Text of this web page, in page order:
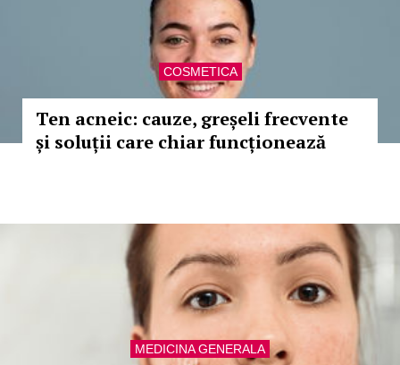
COSMETICA
Ten acneic: cauze, greșeli frecvente
și soluții care chiar funcționează
MEDICINA GENERALA